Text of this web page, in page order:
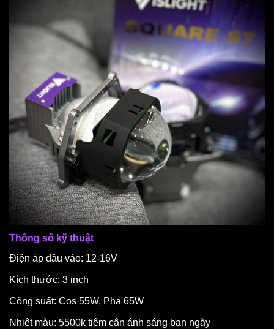
Thông số kỹ thuật
Điện áp đầu vào: 12-16V
Kích thước: 3 inch
Công suất: Cos 55W, Pha 65W
Nhiệt màu: 5500k tiệm cận ánh sáng ban ngày